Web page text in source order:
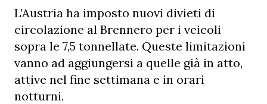
L’Austria ha imposto nuovi divieti di
circolazione al Brennero per i veicoli
sopra le 7,5 tonnellate. Queste limitazioni
vanno ad aggiungersi a quelle già in atto,
attive nel fine settimana e in orari
notturni.